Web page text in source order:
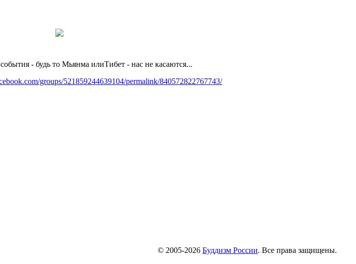
- будь то Мьянма илиТибет - нас не касаются...
groups/521859244639104/permalink/840572822767743/
© 2005-2026 Буддизм России. Все права защищены.